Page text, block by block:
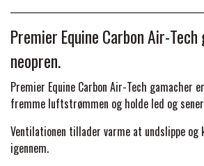
TERAPI
STRØMPER
HUER &
GAVEARTIKLER
TILSKUD &
TRAVDÆKKEN &
VOGNE &
PREMIER EQUINE
TILBEHØR
PREMIER EQUINE WALKER &
PREMIER EQUINE
CARR & DAY &
CUSTOM
DELTACAST
Premier Equine Carbon Air-
neopren.
Premier Equine Carbon Air-Tech gamacher
fremme luftstrømmen og holde led og
Ventilationen tillader varme at undslippe
igennem.